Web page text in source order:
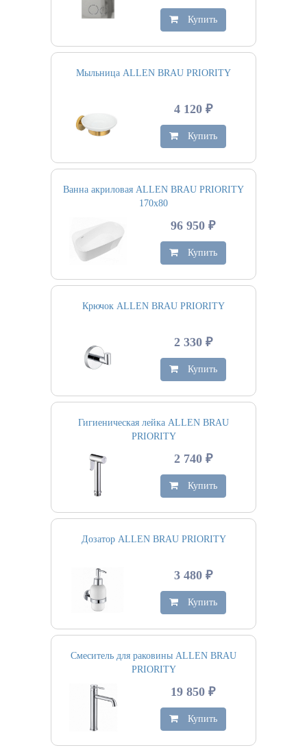
Купить
Мыльница ALLEN BRAU PRIORITY
4 120 ₽
Купить
Ванна акриловая ALLEN BRAU PRIORITY
170х80
96 950 ₽
Купить
Крючок ALLEN BRAU PRIORITY
2 330 ₽
Купить
Гигиеническая лейка ALLEN BRAU
PRIORITY
2 740 ₽
Купить
Дозатор ALLEN BRAU PRIORITY
3 480 ₽
Купить
Смеситель для раковины ALLEN BRAU
PRIORITY
19 850 ₽
Купить